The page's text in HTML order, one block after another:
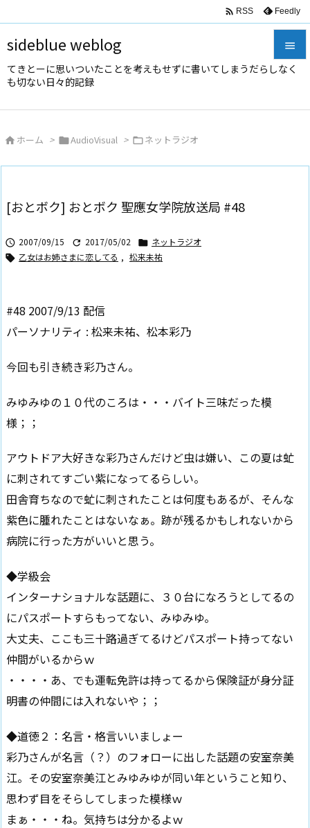
sideblue weblog
てきとーに思いついたことを考えもせずに書いてしまうだらしなく
も切ない日々的記録



 RSS Feedly
 ホーム > AudioVisual > ネットラジオ
[おとボク] おとボク 聖應女学院放送局 #48
 2007/09/15  2017/05/02  ネットラジオ
 乙女はお姉さまに恋してる , 松来未祐
#48 2007/9/13 配信
パーソナリティ : 松来未祐、松本彩乃
今回も引き続き彩乃さん。
みゆみゆの１０代のころは・・・バイト三味だった模
様；；
アウトドア大好きな彩乃さんだけど虫は嫌い、この夏は虻
に刺されてすごい紫になってるらしい。
田舎育ちなので虻に刺されたことは何度もあるが、そんな
紫色に腫れたことはないなぁ。跡が残るかもしれないから
病院に行った方がいいと思う。
◆学級会
インターナショナルな話題に、３０台になろうとしてるの
にパスポートすらもってない、みゆみゆ。
大丈夫、ここも三十路過ぎてるけどパスポート持ってない
仲間がいるからｗ
・・・・あ、でも運転免許は持ってるから保険証が身分証
明書の仲間には入れないや；；
◆道徳２：名言・格言いいましょー
彩乃さんが名言（？）のフォローに出した話題の安室奈美
江。その安室奈美江とみゆみゆが同い年ということ知り、
思わず目をそらしてしまった模様ｗ
まぁ・・・ね。気持ちは分かるよｗ